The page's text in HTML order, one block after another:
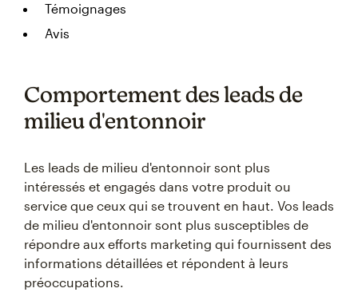
Témoignages
Avis
Comportement des leads de
milieu d'entonnoir
Les leads de milieu d'entonnoir sont plus
intéressés et engagés dans votre produit ou
service que ceux qui se trouvent en haut. Vos leads
de milieu d'entonnoir sont plus susceptibles de
répondre aux efforts marketing qui fournissent des
informations détaillées et répondent à leurs
préoccupations.